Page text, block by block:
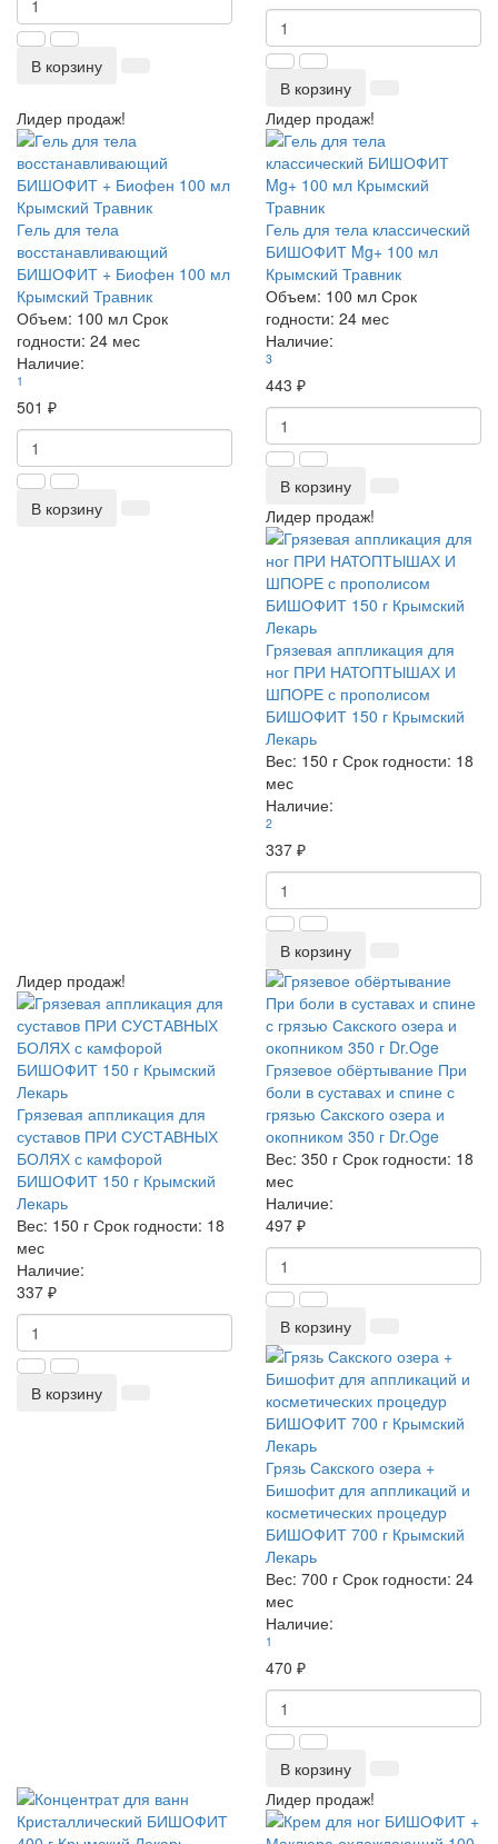
В корзину
В корзину
Лидер продаж!
Гель для тела
восстанавливающий
БИШОФИТ + Биофен 100 мл
Крымский Травник
Объем: 100 мл Срок
годности: 24 мес
Наличие:
1
501 ₽
В корзину
Лидер продаж!
Гель для тела классический
БИШОФИТ Mg+ 100 мл
Крымский Травник
Объем: 100 мл Срок
годности: 24 мес
Наличие:
3
443 ₽
В корзину
Лидер продаж!
Грязевая аппликация для
ног ПРИ НАТОПТЫШАХ И
ШПОРЕ с прополисом
БИШОФИТ 150 г Крымский
Лекарь
Вес: 150 г Срок годности: 18
мес
Наличие:
2
337 ₽
В корзину
Лидер продаж!
Грязевая аппликация для
суставов ПРИ СУСТАВНЫХ
БОЛЯХ с камфорой
БИШОФИТ 150 г Крымский
Лекарь
Вес: 150 г Срок годности: 18
мес
Наличие:
337 ₽
В корзину
Грязевое обёртывание При
боли в суставах и спине с
грязью Сакского озера и
окопником 350 г Dr.Oge
Вес: 350 г Срок годности: 18
мес
Наличие:
497 ₽
В корзину
Грязь Сакского озера +
Бишофит для аппликаций и
косметических процедур
БИШОФИТ 700 г Крымский
Лекарь
Вес: 700 г Срок годности: 24
мес
Наличие:
1
470 ₽
В корзину
Лидер продаж!